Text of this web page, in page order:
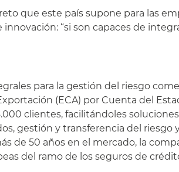
que este país supone para las
“si son capaces de
para la gestión del riesgo
(ECA) por Cuenta del
clientes, facilitándoles
gestión y transferencia del riesgo
de 50 años en el mercado, la
del ramo de los seguros de